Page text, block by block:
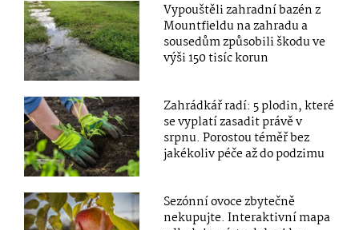
Vypouštěli zahradní bazén z
Mountfieldu na zahradu a
sousedům způsobili škodu ve
výši 150 tisíc korun
Zahrádkář radí: 5 plodin, které
se vyplatí zasadit právě v
srpnu. Porostou téměř bez
jakékoliv péče až do podzimu
Sezónní ovoce zbytečně
nekupujte. Interaktivní mapa